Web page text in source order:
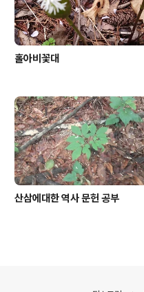
홀아비꽃대
산삼에대한 역사 문헌 공부